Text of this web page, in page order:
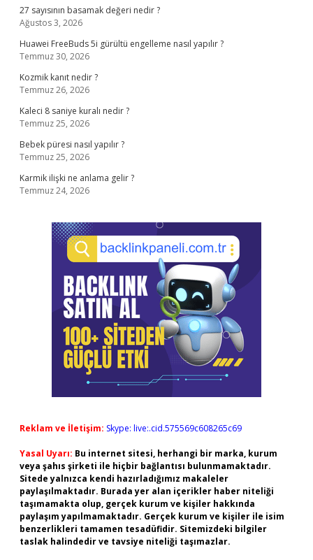
27 sayısının basamak değeri nedir ?
Ağustos 3, 2026
Huawei FreeBuds 5i gürültü engelleme nasıl yapılır ?
Temmuz 30, 2026
Kozmik kanıt nedir ?
Temmuz 26, 2026
Kaleci 8 saniye kuralı nedir ?
Temmuz 25, 2026
Bebek püresi nasıl yapılır ?
Temmuz 25, 2026
Karmik ilişki ne anlama gelir ?
Temmuz 24, 2026
Reklam ve İletişim: Skype: live:.cid.575569c608265c69
Yasal Uyarı: Bu internet sitesi, herhangi bir marka, kurum
veya şahıs şirketi ile hiçbir bağlantısı bulunmamaktadır.
Sitede yalnızca kendi hazırladığımız makaleler
paylaşılmaktadır. Burada yer alan içerikler haber niteliği
taşımamakta olup, gerçek kurum ve kişiler hakkında
paylaşım yapılmamaktadır. Gerçek kurum ve kişiler ile isim
benzerlikleri tamamen tesadüfidir. Sitemizdeki bilgiler
taslak halindedir ve tavsiye niteliği taşımazlar.